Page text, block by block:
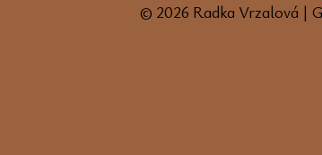
© 2026 Radka Vrzalová |